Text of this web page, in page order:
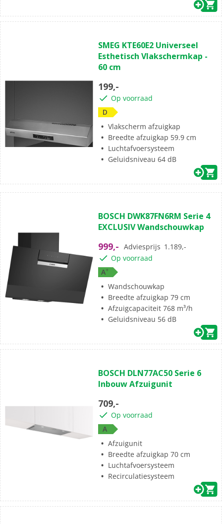
SMEG KTE60E2 Universeel
Esthetisch Vlakschermkap -
60 cm
199,-
Op voorraad
D
Vlakscherm afzuigkap
Breedte afzuigkap 59.9 cm
Luchtafvoersysteem
Geluidsniveau 64 dB
BOSCH DWK87FN6RM Serie 4
EXCLUSIV Wandschouwkap
999,- Adviesprijs 1.189,-
Op voorraad
A+
Wandschouwkap
Breedte afzuigkap 79 cm
Afzuigcapaciteit 768 m³/h
Geluidsniveau 56 dB
BOSCH DLN77AC50 Serie 6
Inbouw Afzuigunit
709,-
Op voorraad
A
Afzuigunit
Breedte afzuigkap 70 cm
Luchtafvoersysteem
Recirculatiesysteem